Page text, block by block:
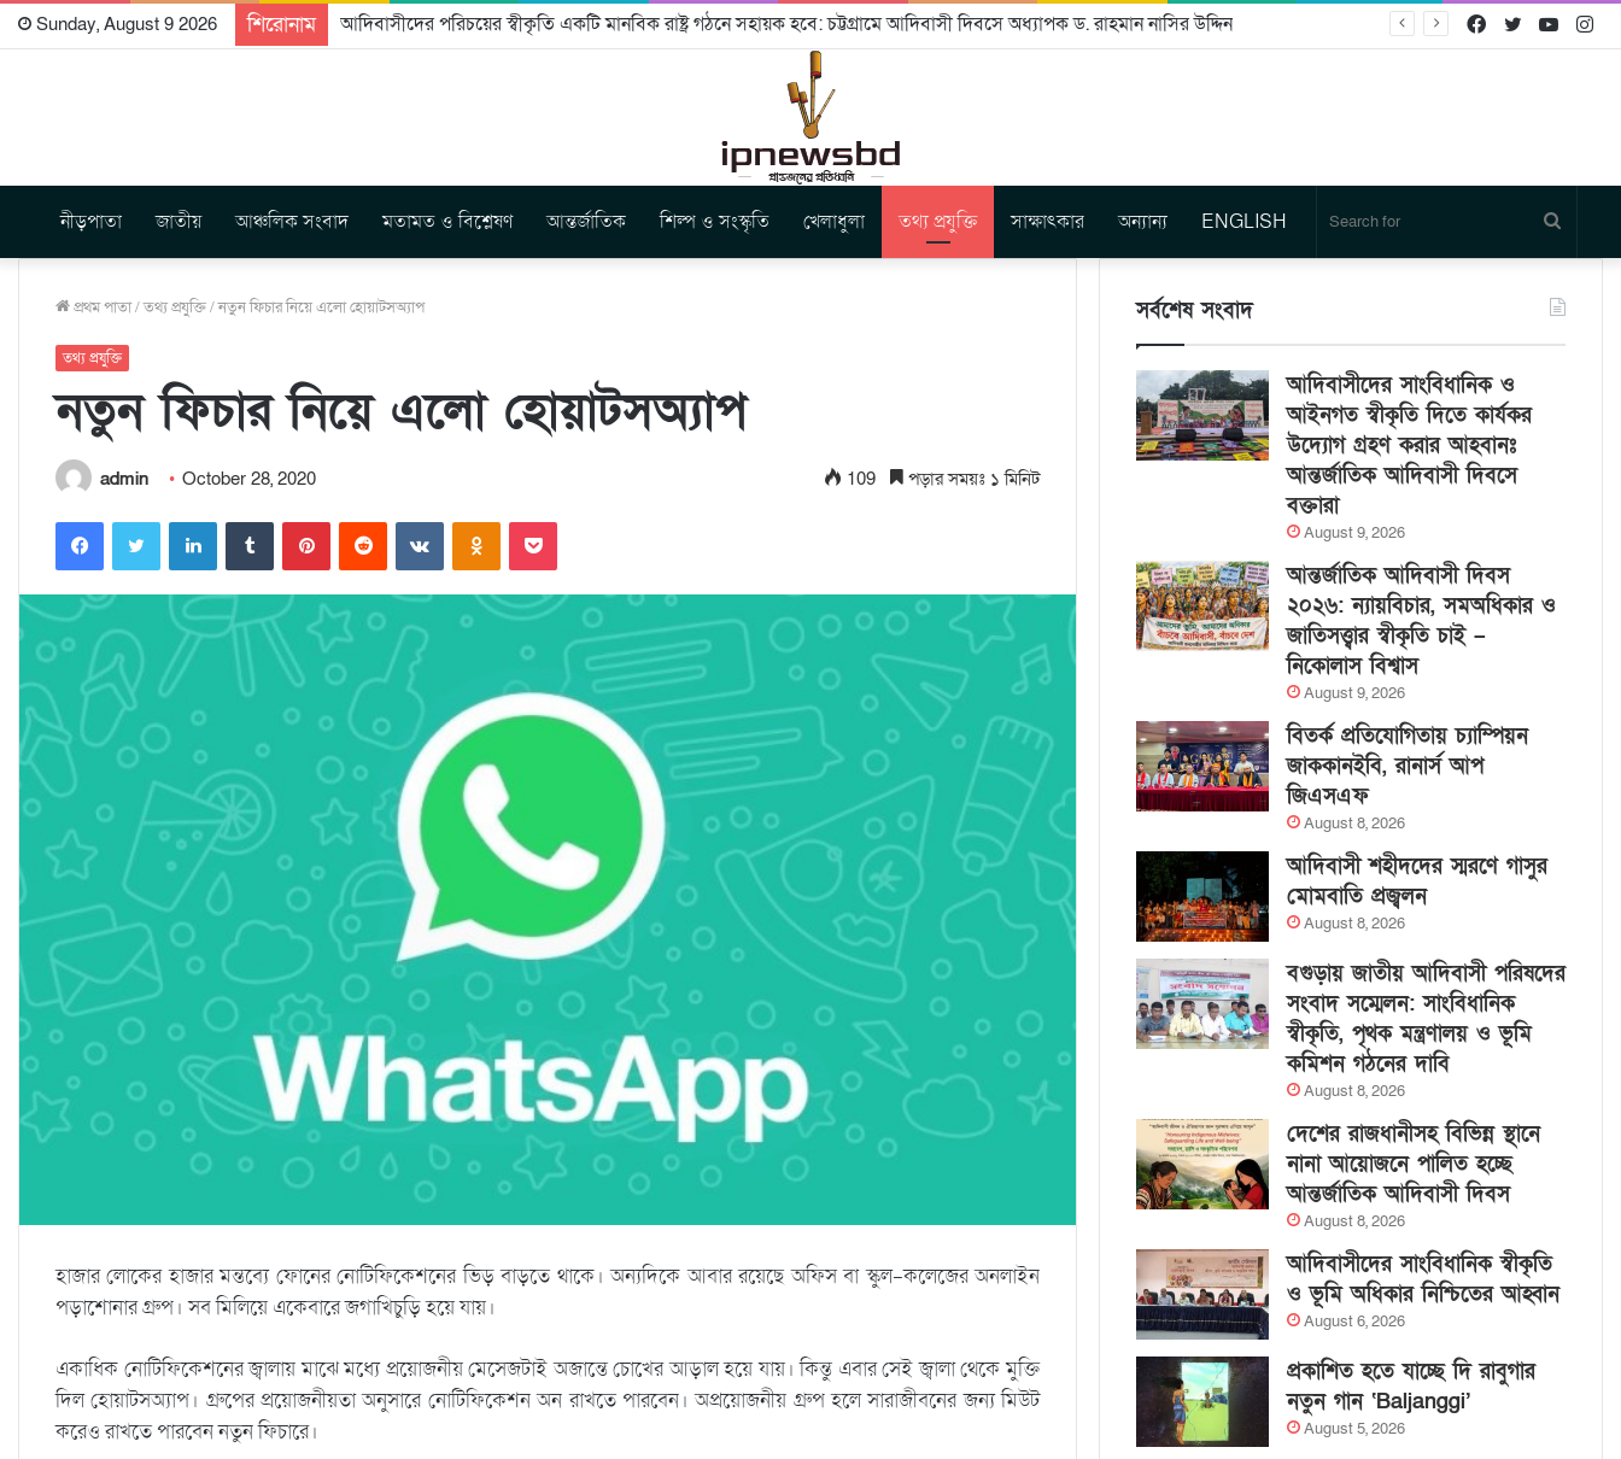
Sunday, August 9 2026 শিরোনাম আদিবাসীদের পরিচয়ের স্বীকৃতি একটি মানবিক রাষ্ট্র গঠনে সহায়ক হবে: চট্টগ্রামে আদিবাসী দিবসে অধ্যাপক ড. রাহমান নাসির উদ্দিন Twitter
Facebook
নীড়পাতা জাতীয় আঞ্চলিক সংবাদ মতামত ও বিশ্লেষণ আন্তর্জাতিক শিল্প ও সংস্কৃতি খেলাধুলা তথ্য প্রযুক্তি সাক্ষাৎকার অন্যান্য ENGLISH
for
প্রথম পাতা/তথ্য প্রযুক্তি/নতুন ফিচার নিয়ে এলো হোয়াটসঅ্যাপ
তথ্য প্রযুক্তি
নতুন ফিচার নিয়ে এলো হোয়াটসঅ্যাপ
admin October 28, 2020 109 পড়ার সময়ঃ ১ মিনিট
হাজার লোকের হাজার মন্তব্যে ফোনের নোটিফিকেশনের ভিড় বাড়তে থাকে। অন্যদিকে আবার রয়েছে অফিস বা স্কুল-কলেজের অনলাইন
পড়াশোনার গ্রুপ। সব মিলিয়ে একেবারে জগাখিচুড়ি হয়ে যায়।
একাধিক নোটিফিকেশনের জ্বালায় মাঝে মধ্যে প্রয়োজনীয় মেসেজটাই অজান্তে চোখের আড়াল হয়ে যায়। কিন্তু এবার সেই জ্বালা থেকে মুক্তি
দিল হোয়াটসঅ্যাপ। গ্রুপের প্রয়োজনীয়তা অনুসারে নোটিফিকেশন অন রাখতে পারবেন। অপ্রয়োজনীয় গ্রুপ হলে সারাজীবনের জন্য মিউট
করেও রাখতে পারবেন নতুন ফিচারে।
সর্বশেষ সংবাদ
আদিবাসীদের সাংবিধানিক ও
আইনগত স্বীকৃতি দিতে কার্যকর
উদ্যোগ গ্রহণ করার আহবানঃ
আন্তর্জাতিক আদিবাসী দিবসে
বক্তারা
August 9, 2026
আন্তর্জাতিক আদিবাসী দিবস
২০২৬: ন্যায়বিচার, সমঅধিকার ও
জাতিসত্ত্বার স্বীকৃতি চাই –
নিকোলাস বিশ্বাস
August 9, 2026
বিতর্ক প্রতিযোগিতায় চ্যাম্পিয়ন
জাককানইবি, রানার্স আপ
জিএসএফ
August 8, 2026
আদিবাসী শহীদদের স্মরণে গাসুর
মোমবাতি প্রজ্বলন
August 8, 2026
বগুড়ায় জাতীয় আদিবাসী পরিষদের
সংবাদ সম্মেলন: সাংবিধানিক
স্বীকৃতি, পৃথক মন্ত্রণালয় ও ভূমি
কমিশন গঠনের দাবি
August 8, 2026
দেশের রাজধানীসহ বিভিন্ন স্থানে
নানা আয়োজনে পালিত হচ্ছে
আন্তর্জাতিক আদিবাসী দিবস
August 8, 2026
আদিবাসীদের সাংবিধানিক স্বীকৃতি
ও ভূমি অধিকার নিশ্চিতের আহ্বান
August 6, 2026
প্রকাশিত হতে যাচ্ছে দি রাবুগার
নতুন গান ‘Baljanggi’
August 5, 2026